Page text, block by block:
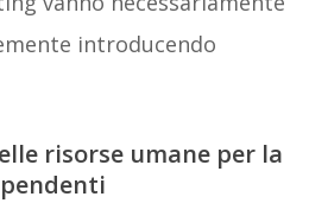
introducendo
risorse umane per la